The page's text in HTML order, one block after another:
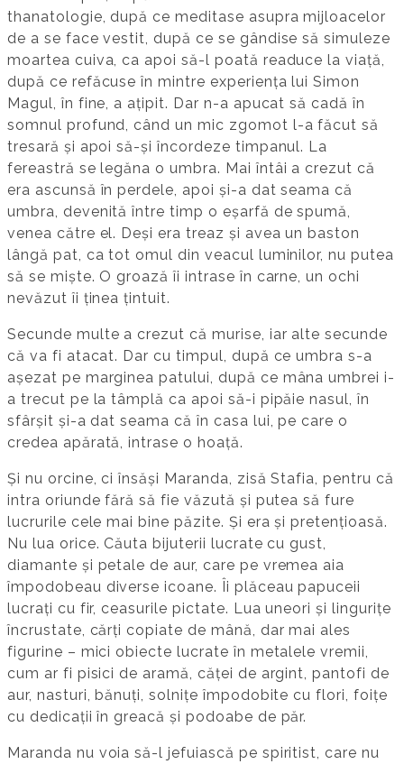
thanatologie, după ce meditase asupra mijloacelor
de a se face vestit, după ce se gândise să simuleze
moartea cuiva, ca apoi să-l poată readuce la viață,
după ce refăcuse în mintre experiența lui Simon
Magul, în fine, a ațipit. Dar n-a apucat să cadă în
somnul profund, când un mic zgomot l-a făcut să
tresară și apoi să-și încordeze timpanul. La
fereastră se legăna o umbra. Mai întâi a crezut că
era ascunsă în perdele, apoi și-a dat seama că
umbra, devenită între timp o eșarfă de spumă,
venea către el. Deși era treaz și avea un baston
lângă pat, ca tot omul din veacul luminilor, nu putea
să se miște. O groază îi intrase în carne, un ochi
nevăzut îi ținea țintuit.
Secunde multe a crezut că murise, iar alte secunde
că va fi atacat. Dar cu timpul, după ce umbra s-a
așezat pe marginea patului, după ce mâna umbrei i-
a trecut pe la tâmplă ca apoi să-i pipăie nasul, în
sfârșit și-a dat seama că în casa lui, pe care o
credea apărată, intrase o hoață.
Și nu orcine, ci însăși Maranda, zisă Stafia, pentru că
intra oriunde fără să fie văzută și putea să fure
lucrurile cele mai bine păzite. Și era și pretențioasă.
Nu lua orice. Căuta bijuterii lucrate cu gust,
diamante și petale de aur, care pe vremea aia
împodobeau diverse icoane. Îi plăceau papuceii
lucrați cu fir, ceasurile pictate. Lua uneori și lingurițe
încrustate, cărți copiate de mână, dar mai ales
figurine – mici obiecte lucrate în metalele vremii,
cum ar fi pisici de aramă, căței de argint, pantofi de
aur, nasturi, bănuți, solnițe împodobite cu flori, foițe
cu dedicații în greacă și podoabe de păr.
Maranda nu voia să-l jefuiască pe spiritist, care nu